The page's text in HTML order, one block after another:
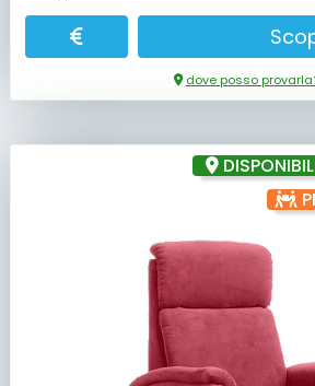
dove posso